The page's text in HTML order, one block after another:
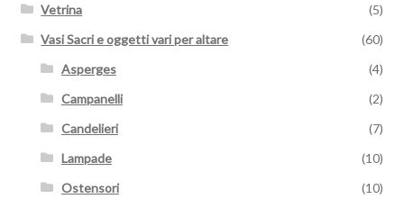
Vetrina
(5)
Vasi Sacri e oggetti vari per altare
(60)
Asperges
(4)
Campanelli
(2)
Candelieri
(7)
Lampade
(10)
Ostensori
(10)